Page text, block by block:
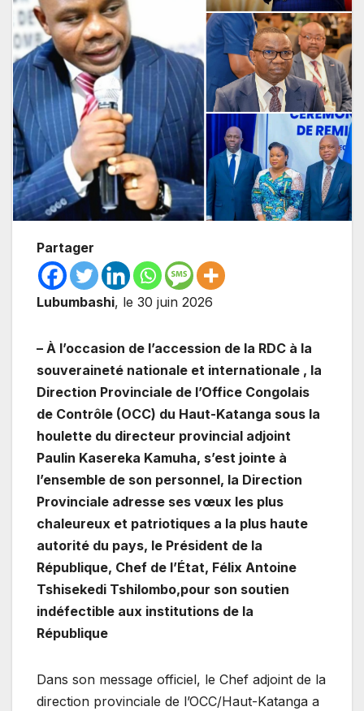
Partager
Lubumbashi, le 30 juin 2026
– À l’occasion de l’accession de la RDC à la
souveraineté nationale et internationale , la
Direction Provinciale de l’Office Congolais
de Contrôle (OCC) du Haut-Katanga sous la
houlette du directeur provincial adjoint
Paulin Kasereka Kamuha, s’est jointe à
l’ensemble de son personnel, la Direction
Provinciale adresse ses vœux les plus
chaleureux et patriotiques a la plus haute
autorité du pays, le Président de la
République, Chef de l’État, Félix Antoine
Tshisekedi Tshilombo,pour ​son soutien
indéfectible aux institutions de la
République
​Dans son message officiel, le Chef adjoint de la
direction provinciale de l’OCC/Haut-Katanga a